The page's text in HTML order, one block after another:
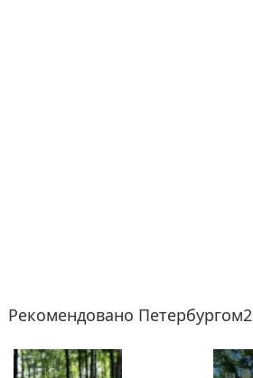
Рекомендовано Петербургом2